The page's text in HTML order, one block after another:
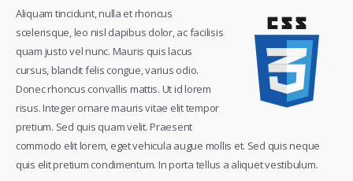
Aliquam tincidunt, nulla et rhoncus
scelerisque, leo nisl dapibus dolor, ac facilisis
quam justo vel nunc. Mauris quis lacus
cursus, blandit felis congue, varius odio.
Donec rhoncus convallis mattis. Ut id lorem
risus. Integer ornare mauris vitae elit tempor
pretium. Sed quis quam velit. Praesent
commodo elit lorem, eget vehicula augue mollis et. Sed quis neque
quis elit pretium condimentum. In porta tellus a aliquet vestibulum.